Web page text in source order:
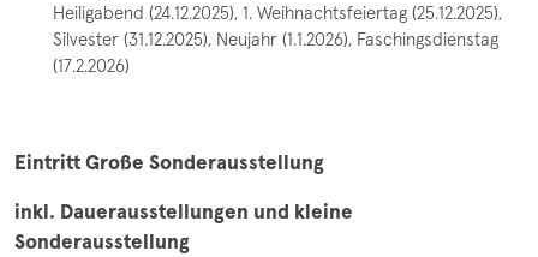
Heiligabend (24.12.2025), 1. Weihnachtsfeiertag (25.12.2025),
Silvester (31.12.2025), Neujahr (1.1.2026), Faschingsdienstag
(17.2.2026)
Eintritt Große Sonderausstellung
inkl. Dauerausstellungen und kleine
Sonderausstellung